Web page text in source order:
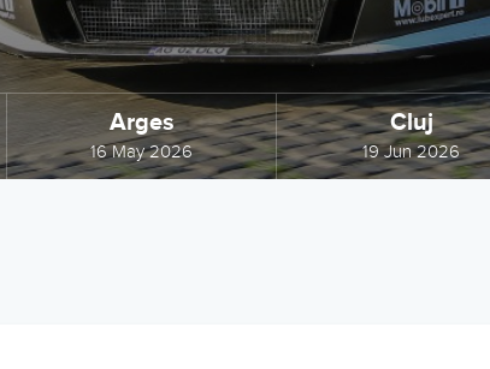
Arges
16 May 2026
Cluj
19 Jun 2026